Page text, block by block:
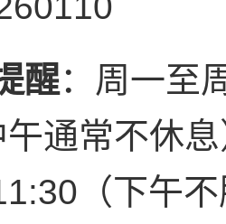
醒：周一至
通常不休
（下午